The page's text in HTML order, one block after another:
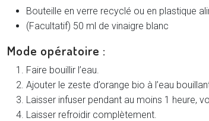
Bouteille en verre recyclé ou en plastique
(Facultatif) 50 ml de vinaigre blanc
Mode opératoire :
Faire bouillir l’eau.
Ajouter le zeste d’orange bio à l’eau
Laisser infuser pendant au moins 1 heure,
Laisser refroidir complètement.